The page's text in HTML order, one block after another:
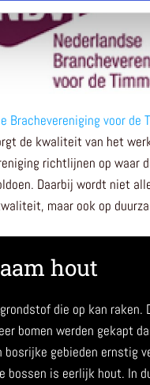
Brachevereniging voor de
de kwaliteit van het
richtlijnen op waar
Daarbij wordt niet
maar ook op
hout
die op kan raken.
bomen werden gekapt
bosrijke gebieden ernstig
bossen is eerlijk hout. In